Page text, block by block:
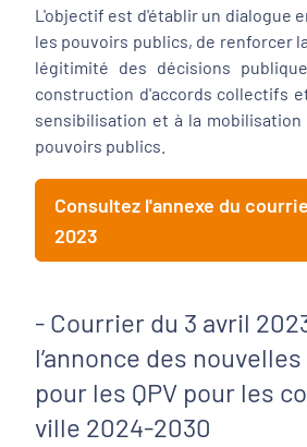
L'objectif est d'établir un dialogue
les pouvoirs publics, de renforcer
légitimité des décisions
construction d'accords collectifs
sensibilisation et à la
pouvoirs publics.
Consultez l'annexe du
2023
- Courrier du 3 avril
l’annonce des
pour les QPV pour les
ville 2024-2030